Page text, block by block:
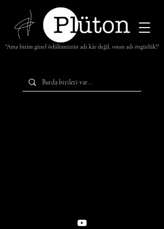
"Ama bizim güzel ödülümüzün adı kâr değil, onun adı özgürlük!"